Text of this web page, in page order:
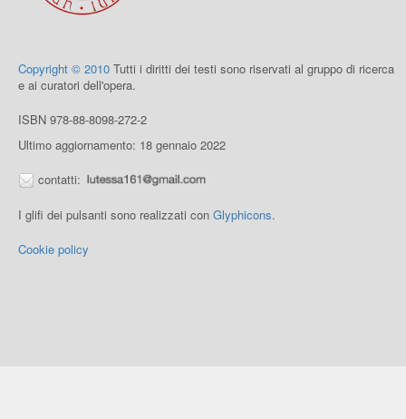
Copyright © 2010 Tutti i diritti dei testi sono riservati al gruppo di ricerca
e ai curatori dell'opera.
ISBN 978-88-8098-272-2
Ultimo aggiornamento: 18 gennaio 2022
contatti:
I glifi dei pulsanti sono realizzati con Glyphicons.
Cookie policy